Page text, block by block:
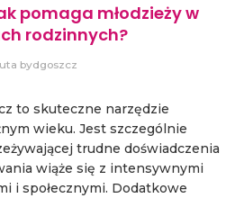
pomaga młodzieży w
rodzinnych?
bydgoszcz
to skuteczne narzędzie
wieku. Jest szczególnie
trudne doświadczenia
wiąże się z intensywnymi
i społecznymi. Dodatkowe